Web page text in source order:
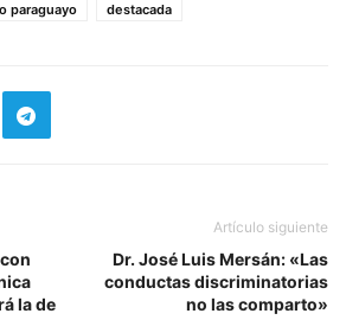
paraguayo destacada
la de
Artículo siguiente
Dr. José Luis Mersán: «Las
conductas discriminatorias
no las comparto»